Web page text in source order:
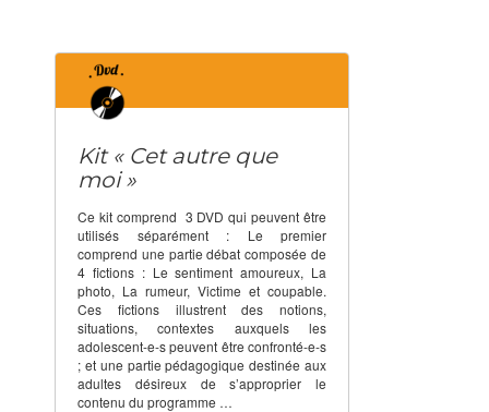
Kit « Cet autre que
moi »
Ce kit comprend 3 DVD qui peuvent être
utilisés séparément : Le premier
comprend une partie débat composée de
4 fictions : Le sentiment amoureux, La
photo, La rumeur, Victime et coupable.
Ces fictions illustrent des notions,
situations, contextes auxquels les
adolescent-e-s peuvent être confronté-e-s
; et une partie pédagogique destinée aux
adultes désireux de s’approprier le
contenu du programme …